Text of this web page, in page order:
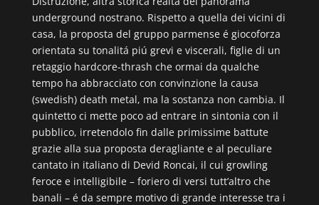
underground nostrano. Rispetto a quella dei vicini di
casa, la proposta del gruppo parmense é giocoforza
orientata su tonalitá piú grevi e viscerali, figlie di un
retaggio hardcore-thrash che ormai da qualche
tempo ha abbracciato con convinzione la causa
(swedish) death metal, ma la sostanza non cambia. Il
quintetto ci mette poco ad entrare in sintonia con il
pubblico, irretendolo fin dalle primissime battute
grazie alla sua proposta deragliante e al peculiare
cantato in italiano di Devid Roncai, il cui growling
feroce e intelligibile – foriero di versi tutt’altro che
banali – é da sempre motivo di grande interesse tra i